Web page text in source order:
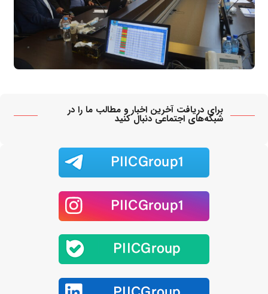
برای دریافت آخرین اخبار و مطالب ما را در
شبکه‌های اجتماعی دنبال کنید